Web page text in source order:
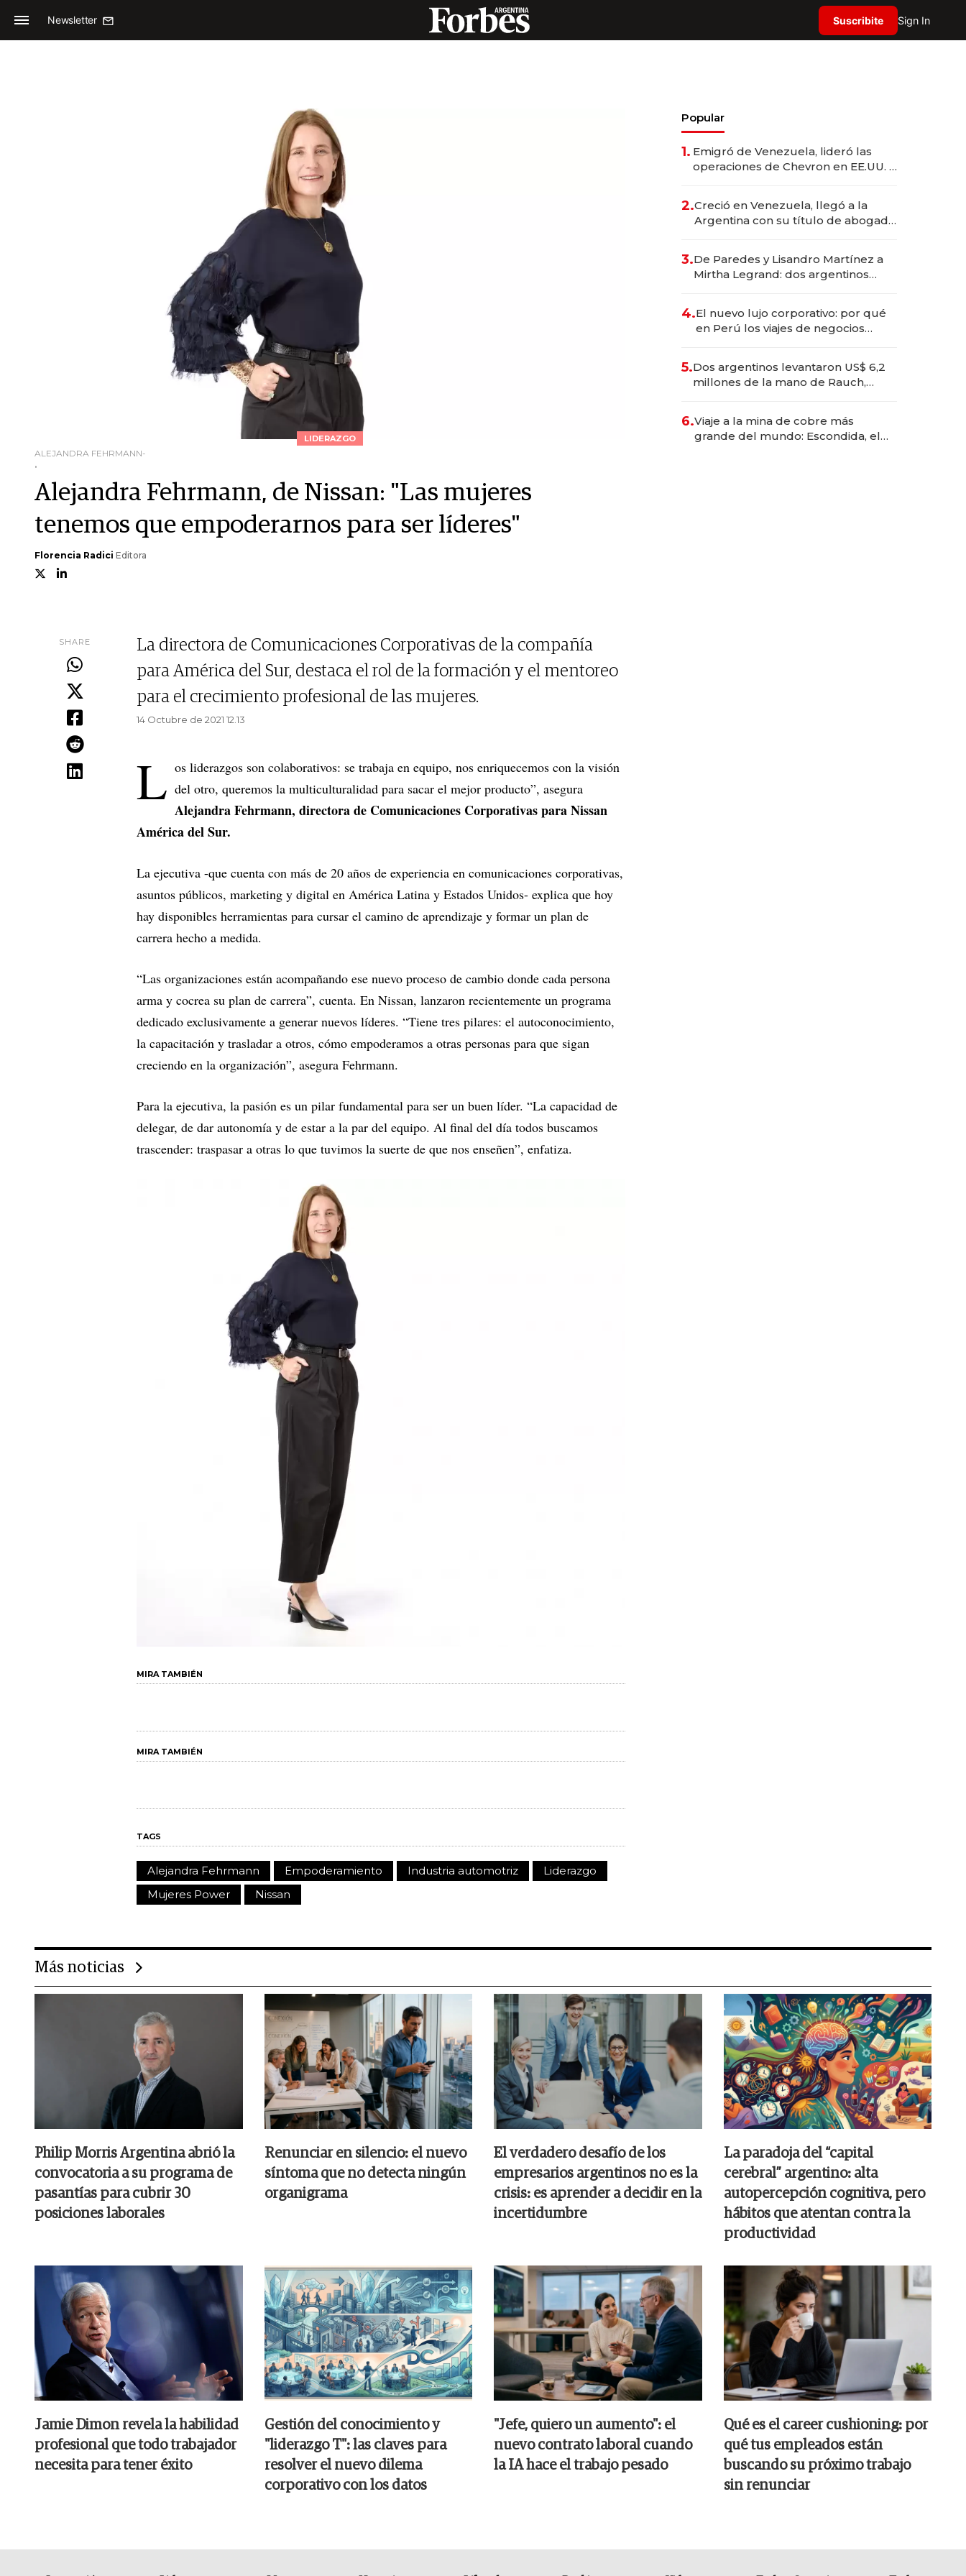
Newsletter Suscribite Sign In
LIDERAZGO
ALEJANDRA FEHRMANN-
.
Alejandra Fehrmann, de Nissan: "Las mujeres
tenemos que empoderarnos para ser líderes"
Florencia Radici Editora
SHARE
La directora de Comunicaciones Corporativas de la compañía
para América del Sur, destaca el rol de la formación y el mentoreo
para el crecimiento profesional de las mujeres.
14 Octubre de 2021 12.13
L os liderazgos son colaborativos: se trabaja en equipo, nos enriquecemos con la visión
del otro, queremos la multiculturalidad para sacar el mejor producto”, asegura
Alejandra Fehrmann, directora de Comunicaciones Corporativas para Nissan
América del Sur.
La ejecutiva -que cuenta con más de 20 años de experiencia en comunicaciones corporativas,
asuntos públicos, marketing y digital en América Latina y Estados Unidos- explica que hoy
hay disponibles herramientas para cursar el camino de aprendizaje y formar un plan de
carrera hecho a medida.
“Las organizaciones están acompañando ese nuevo proceso de cambio donde cada persona
arma y cocrea su plan de carrera”, cuenta. En Nissan, lanzaron recientemente un programa
dedicado exclusivamente a generar nuevos líderes. “Tiene tres pilares: el autoconocimiento,
la capacitación y trasladar a otros, cómo empoderamos a otras personas para que sigan
creciendo en la organización”, asegura Fehrmann.
Para la ejecutiva, la pasión es un pilar fundamental para ser un buen líder. “La capacidad de
delegar, de dar autonomía y de estar a la par del equipo. Al final del día todos buscamos
trascender: traspasar a otras lo que tuvimos la suerte de que nos enseñen”, enfatiza.
MIRA TAMBIÉN
MIRA TAMBIÉN
TAGS
Alejandra Fehrmann Empoderamiento Industria automotriz
Liderazgo
Mujeres Power
Nissan
Popular
1. Emigró de Venezuela, lideró las
operaciones de Chevron en EE.UU. y
2.Creció en Venezuela, llegó a la
Argentina con su título de abogado
marcas "fast premium"
3.De Paredes y Lisandro Martínez a
Mirtha Legrand: dos argentinos
4.El nuevo lujo corporativo: por qué
en Perú los viajes de negocios
transformadoras
5.Dos argentinos levantaron US$ 6,2
millones de la mano de Rauch,
6.Viaje a la mina de cobre más
grande del mundo: Escondida, el
Más noticias
Philip Morris Argentina abrió la
convocatoria a su programa de
pasantías para cubrir 30
posiciones laborales
Renunciar en silencio: el nuevo
síntoma que no detecta ningún
organigrama
El verdadero desafío de los
empresarios argentinos no es la
crisis: es aprender a decidir en la
incertidumbre
La paradoja del “capital
cerebral” argentino: alta
autopercepción cognitiva, pero
hábitos que atentan contra la
productividad
Jamie Dimon revela la habilidad
profesional que todo trabajador
necesita para tener éxito
Gestión del conocimiento y
"liderazgo T": las claves para
resolver el nuevo dilema
corporativo con los datos
"Jefe, quiero un aumento": el
nuevo contrato laboral cuando
la IA hace el trabajo pesado
Qué es el career cushioning: por
qué tus empleados están
buscando su próximo trabajo
sin renunciar